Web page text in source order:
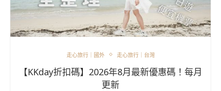
走心旅行｜國外 走心旅行｜台灣
【KKday折扣碼】2026年8月最新優惠碼！每月
更新